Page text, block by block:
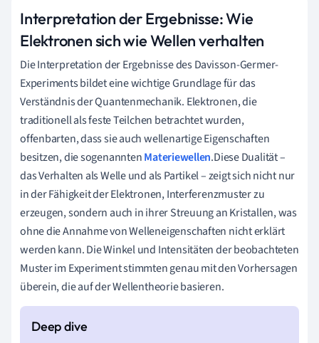
Interpretation der Ergebnisse: Wie
Elektronen sich wie Wellen verhalten
Die Interpretation der Ergebnisse des Davisson-Germer-
Experiments bildet eine wichtige Grundlage für das
Verständnis der Quantenmechanik. Elektronen, die
traditionell als feste Teilchen betrachtet wurden,
offenbarten, dass sie auch wellenartige Eigenschaften
besitzen, die sogenanntenMateriewellen.Diese Dualität –
das Verhalten als Welle und als Partikel – zeigt sich nicht nur
in der Fähigkeit der Elektronen, Interferenzmuster zu
erzeugen, sondern auch in ihrer Streuung an Kristallen, was
ohne die Annahme von Welleneigenschaften nicht erklärt
werden kann. Die Winkel und Intensitäten der beobachteten
Muster im Experiment stimmten genau mit den Vorhersagen
überein, die auf der Wellentheorie basieren.